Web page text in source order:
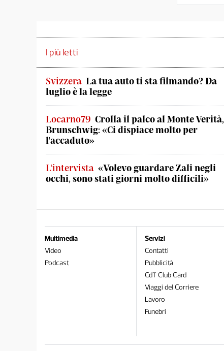
I più letti
Svizzera La tua auto ti sta filmando? Da
luglio è la legge
Locarno79 Crolla il palco al Monte Verità,
Brunschwig: «Ci dispiace molto per
l'accaduto»
L'intervista «Volevo guardare Zali negli
occhi, sono stati giorni molto difficili»
Multimedia
Video
Podcast
Servizi
Contatti
Pubblicità
CdT Club Card
Viaggi del Corriere
Lavoro
Funebri